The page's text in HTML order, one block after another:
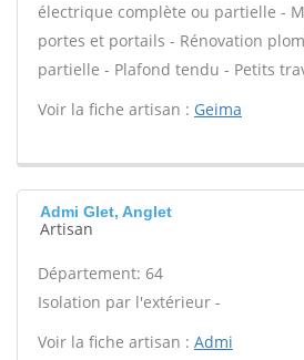
électrique complète ou partielle -
portes et portails - Rénovation
partielle - Plafond tendu - Petits
Voir la fiche artisan : Geima
Admi Glet, Anglet
Artisan
Département: 64
Isolation par l'extérieur -
Voir la fiche artisan : Admi